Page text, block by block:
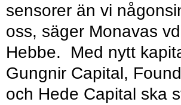
sensorer än vi
oss, säger Monavas
Hebbe. Med nytt
Gungnir Capital,
och Hede Capital ska